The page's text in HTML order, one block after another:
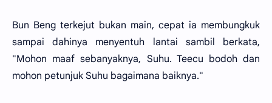
Bun Beng terkejut bukan main, cepat ia membungkuk
sampai dahinya menyentuh lantai sambil berkata,
"Mohon maaf sebanyaknya, Suhu. Teecu bodoh dan
mohon petunjuk Suhu bagaimana baiknya."